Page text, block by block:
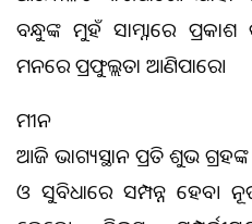
ବନ୍ଧୁଙ୍କ ମୁହଁ ସାମ୍ନାରେ
ମନରେ ପ୍ରଫୁଲ୍ଲତା ଆଣିପାରେ।
ମୀନ
ଆଜି ଭାଗ୍ୟସ୍ଥାନ ପ୍ରତି ଶୁଭ
ଓ ସୁବିଧାରେ ସମ୍ପନ୍ନ ହେବ।